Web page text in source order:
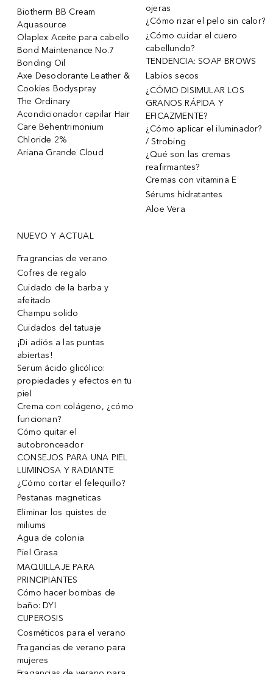
Biotherm BB Cream
Aquasource
Olaplex Aceite para cabello
Bond Maintenance No.7
Bonding Oil
Axe Desodorante Leather &
Cookies Bodyspray
The Ordinary
Acondicionador capilar Hair
Care Behentrimonium
Chloride 2%
Ariana Grande Cloud
ojeras
¿Cómo rizar el pelo sin calor?
¿Cómo cuidar el cuero
cabellundo?
TENDENCIA: SOAP BROWS
Labios secos
¿CÓMO DISIMULAR LOS
GRANOS RÁPIDA Y
EFICAZMENTE?
¿Cómo aplicar el iluminador?
/ Strobing
¿Qué son las cremas
reafirmantes?
Cremas con vitamina E
Sérums hidratantes
Aloe Vera
NUEVO Y ACTUAL
Fragrancias de verano
Cofres de regalo
Cuidado de la barba y
afeitado
Champu solido
Cuidados del tatuaje
¡Di adiós a las puntas
abiertas!
Serum ácido glicólico:
propiedades y efectos en tu
piel
Crema con colágeno, ¿cómo
funcionan?
Cómo quitar el
autobronceador
CONSEJOS PARA UNA PIEL
LUMINOSA Y RADIANTE
¿Cómo cortar el felequillo?
Pestanas magneticas
Eliminar los quistes de
miliums
Agua de colonia
Piel Grasa
MAQUILLAJE PARA
PRINCIPIANTES
Cómo hacer bombas de
baño: DYI
CUPEROSIS
Cosméticos para el verano
Fragancias de verano para
mujeres